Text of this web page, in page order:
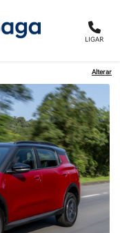
LIGAR
Alterar